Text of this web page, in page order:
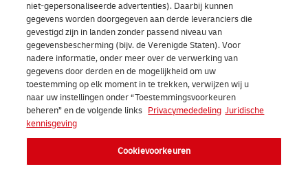
niet-gepersonaliseerde advertenties). Daarbij kunnen
gegevens worden doorgegeven aan derde leveranciers die
gevestigd zijn in landen zonder passend niveau van
gegevensbescherming (bijv. de Verenigde Staten). Voor
nadere informatie, onder meer over de verwerking van
gegevens door derden en de mogelijkheid om uw
toestemming op elk moment in te trekken, verwijzen wij u
naar uw instellingen onder “Toestemmingsvoorkeuren
beheren” en de volgende links Privacymededeling Juridische
kennisgeving
Cookievoorkeuren